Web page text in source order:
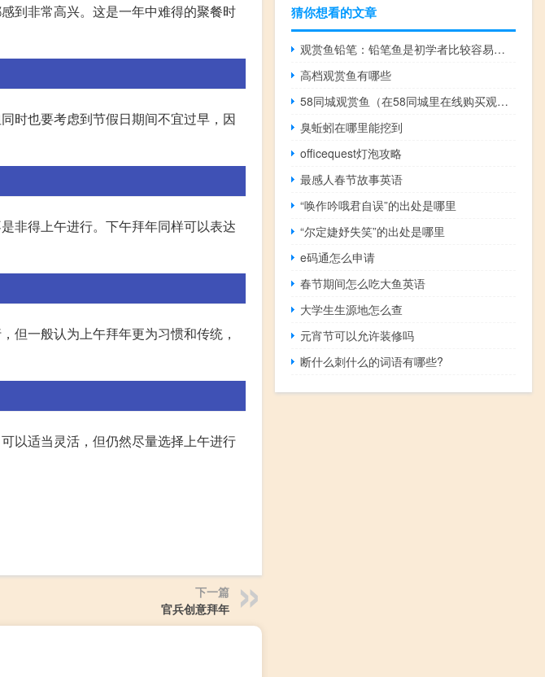
到非常高兴。这是一年中难得的聚餐时
时也要考虑到节假日期间不宜过早，因
非得上午进行。下午拜年同样可以表达
但一般认为上午拜年更为习惯和传统，
以适当灵活，但仍然尽量选择上午进行
下一篇
官兵创意拜年
猜你想看的文章
观赏鱼铅笔：铅笔鱼是初学者比较容易饲养的观赏鱼
高档观赏鱼有哪些
58同城观赏鱼（在58同城里在线购买观赏鱼靠谱吗？）
臭蚯蚓在哪里能挖到
officequest灯泡攻略
最感人春节故事英语
“唤作吟哦君自误”的出处是哪里
“尔定婕妤失笑”的出处是哪里
e码通怎么申请
春节期间怎么吃大鱼英语
大学生生源地怎么查
元宵节可以允许装修吗
断什么刺什么的词语有哪些?